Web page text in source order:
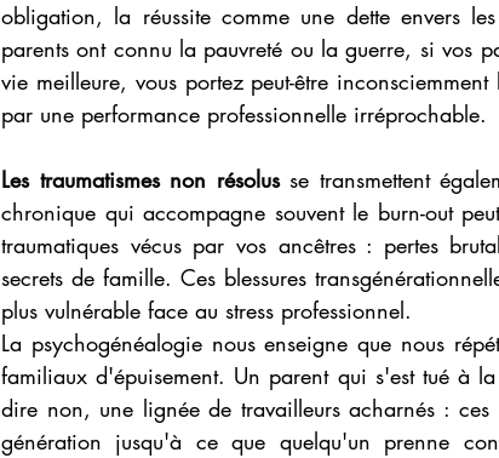
obligation, la réussite comme une dette envers
parents ont connu la pauvreté ou la guerre, si vos
vie meilleure, vous portez peut-être
par une performance professionnelle irréprochable.
Les traumatismes non résolus se transmettent
chronique qui accompagne souvent le burn-out
traumatiques vécus par vos ancêtres : pertes
secrets de famille. Ces blessures
plus vulnérable face au stress professionnel.
La psychogénéalogie nous enseigne que nous
familiaux d'épuisement. Un parent qui s'est tué à
dire non, une lignée de travailleurs acharnés : ces
génération jusqu'à ce que quelqu'un prenne